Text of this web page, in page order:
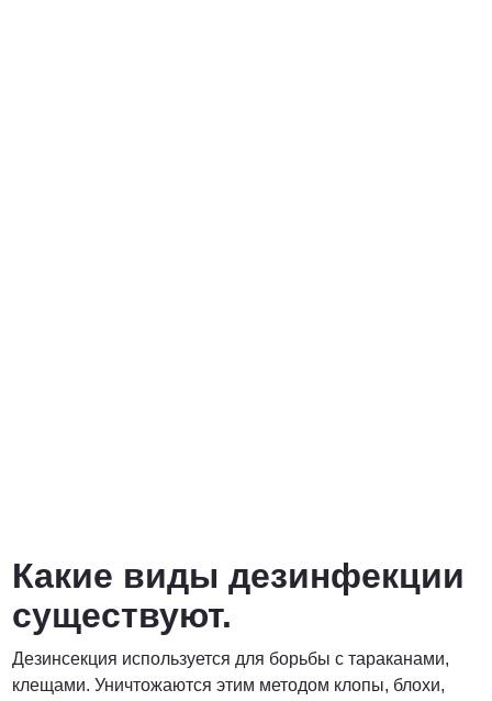
Какие виды дезинфекции
существуют.
Дезинсекция используется для борьбы с тараканами,
клещами. Уничтожаются этим методом клопы, блохи,